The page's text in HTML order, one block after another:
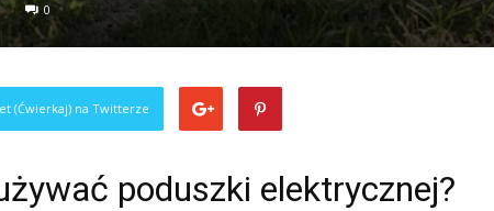
0
(Ćwierkaj) na Twitterze
poduszki elektrycznej?